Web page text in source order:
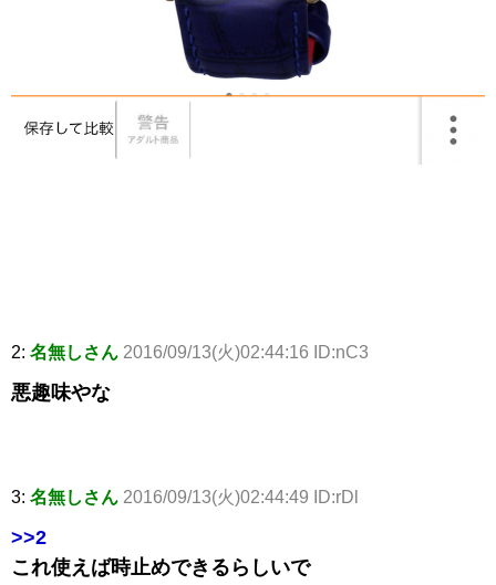
2: 名無しさん 2016/09/13(火)02:44:16 ID:nC3
悪趣味やな
3: 名無しさん 2016/09/13(火)02:44:49 ID:rDl
>>2
これ使えば時止めできるらしいで